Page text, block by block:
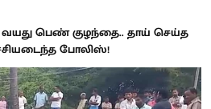
பெண் குழந்தை.. தாய் செய்த
போலிஸ்!